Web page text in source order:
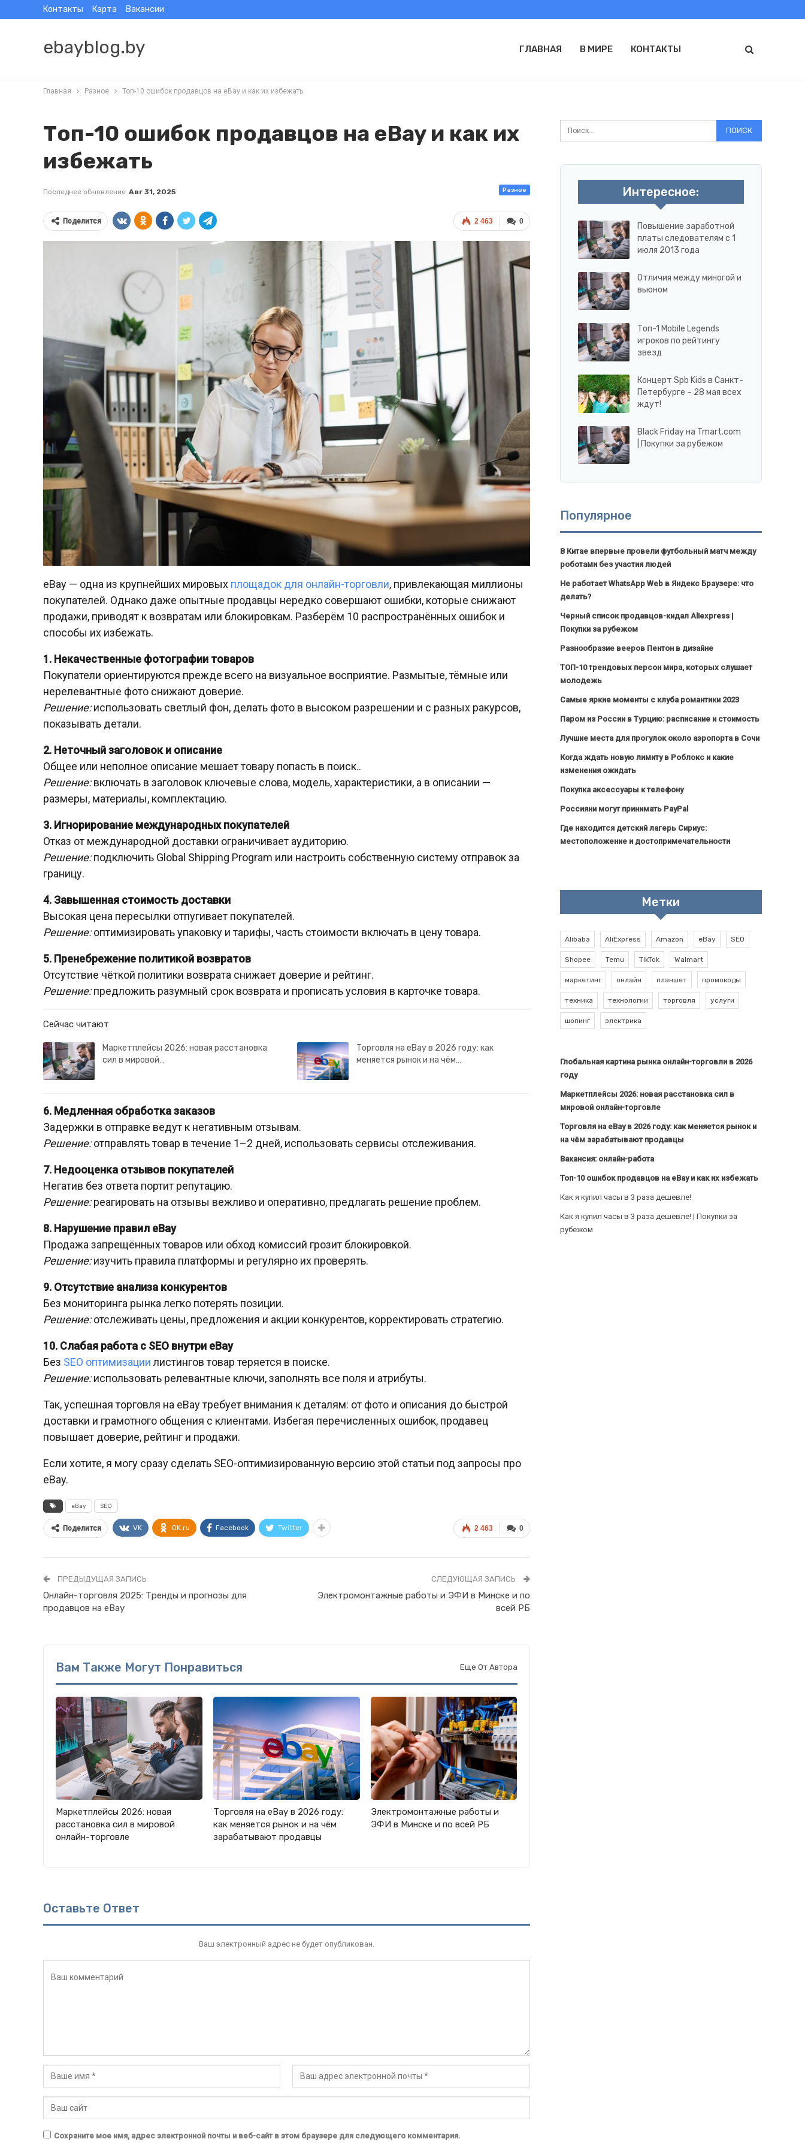
Контакты Карта Вакансии
ebayblog.by ГЛАВНАЯ В МИРЕ КОНТАКТЫ
Главная Разное Топ-10 ошибок продавцов на eBay и как их избежать
Топ-10 ошибок продавцов на eBay и как их
избежать
Разное
Последнее обновление Авг 31, 2025
0
2 463
Поделится
eBay — одна из крупнейших мировых площадок для онлайн-торговли, привлекающая миллионы
покупателей. Однако даже опытные продавцы нередко совершают ошибки, которые снижают
продажи, приводят к возвратам или блокировкам. Разберём 10 распространённых ошибок и
способы их избежать.
1. Некачественные фотографии товаров
Покупатели ориентируются прежде всего на визуальное восприятие. Размытые, тёмные или
нерелевантные фото снижают доверие.
Решение:использовать светлый фон, делать фото в высоком разрешении и с разных ракурсов,
показывать детали.
2. Неточный заголовок и описание
Общее или неполное описание мешает товару попасть в поиск..
Решение:включать в заголовок ключевые слова, модель, характеристики, а в описании —
размеры, материалы, комплектацию.
3. Игнорирование международных покупателей
Отказ от международной доставки ограничивает аудиторию.
Решение:подключить Global Shipping Program или настроить собственную систему отправок за
границу.
4. Завышенная стоимость доставки
Высокая цена пересылки отпугивает покупателей.
Решение:оптимизировать упаковку и тарифы, часть стоимости включать в цену товара.
5. Пренебрежение политикой возвратов
Отсутствие чёткой политики возврата снижает доверие и рейтинг.
Решение:предложить разумный срок возврата и прописать условия в карточке товара.
Сейчас читают
Маркетплейсы 2026: новая расстановка
сил в мировой…
Торговля на eBay в 2026 году: как
меняется рынок и на чём…
6. Медленная обработка заказов
Задержки в отправке ведут к негативным отзывам.
Решение:отправлять товар в течение 1–2 дней, использовать сервисы отслеживания.
7. Недооценка отзывов покупателей
Негатив без ответа портит репутацию.
Решение:реагировать на отзывы вежливо и оперативно, предлагать решение проблем.
8. Нарушение правил eBay
Продажа запрещённых товаров или обход комиссий грозит блокировкой.
Решение:изучить правила платформы и регулярно их проверять.
9. Отсутствие анализа конкурентов
Без мониторинга рынка легко потерять позиции.
Решение:отслеживать цены, предложения и акции конкурентов, корректировать стратегию.
10. Слабая работа с SEO внутри eBay
Без SEO оптимизациилистингов товар теряется в поиске.
Решение:использовать релевантные ключи, заполнять все поля и атрибуты.
Так, успешная торговля на eBay требует внимания к деталям: от фото и описания до быстрой
доставки и грамотного общения с клиентами. Избегая перечисленных ошибок, продавец
повышает доверие, рейтинг и продажи.
Если хотите, я могу сразу сделать SEO-оптимизированную версию этой статьи под запросы про
eBay.
eBay SEO
0
2 463
Поделится VK OK.ru Facebook Twitter
ПРЕДЫДУЩАЯ ЗАПИСЬ
Онлайн-торговля 2025: Тренды и прогнозы для
продавцов на eBay
СЛЕДУЮЩАЯ ЗАПИСЬ
Электромонтажные работы и ЭФИ в Минске и по
всей РБ
Вам Также Могут Понравиться Еще От Автора
Маркетплейсы 2026: новая
расстановка сил в мировой
онлайн-торговле
Торговля на eBay в 2026 году:
как меняется рынок и на чём
зарабатывают продавцы
Электромонтажные работы и
ЭФИ в Минске и по всей РБ
Оставьте Ответ
Ваш электронный адрес не будет опубликован.
Сохраните мое имя, адрес электронной почты и веб-сайт в этом браузере для следующего комментария.
Интересное:
Повышение заработной
платы следователям с 1
июля 2013 года
Отличия между миногой и
вьюном
Топ-1 Mobile Legends
игроков по рейтингу
звезд
Концерт Spb Kids в Санкт-
Петербурге – 28 мая всех
ждут!
Black Friday на Tmart.com
| Покупки за рубежом
Популярное
В Китае впервые провели футбольный матч между
роботами без участия людей
Не работает WhatsApp Web в Яндекс Браузере: что
делать?
Черный список продавцов-кидал Aliexpress |
Покупки за рубежом
Разнообразие вееров Пентон в дизайне
ТОП-10 трендовых персон мира, которых слушает
молодежь
Самые яркие моменты с клуба романтики 2023
Паром из России в Турцию: расписание и стоимость
Лучшие места для прогулок около аэропорта в Сочи
Когда ждать новую лимиту в Роблокс и какие
изменения ожидать
Покупка аксессуары к телефону
Россияни могут принимать PayPal
Где находится детский лагерь Сириус:
местоположение и достопримечательности
Метки
Alibaba AliExpress Amazon eBay SEO
Shopee Temu TikTok Walmart
маркетинг онлайн планшет промокоды
техника технологии торговля услуги
шопинг электрика
Глобальная картина рынка онлайн-торговли в 2026
году
Маркетплейсы 2026: новая расстановка сил в
мировой онлайн-торговле
Торговля на eBay в 2026 году: как меняется рынок и
на чём зарабатывают продавцы
Вакансия: онлайн-работа
Топ-10 ошибок продавцов на eBay и как их избежать
Как я купил часы в 3 раза дешевле!
Как я купил часы в 3 раза дешевле! | Покупки за
рубежом